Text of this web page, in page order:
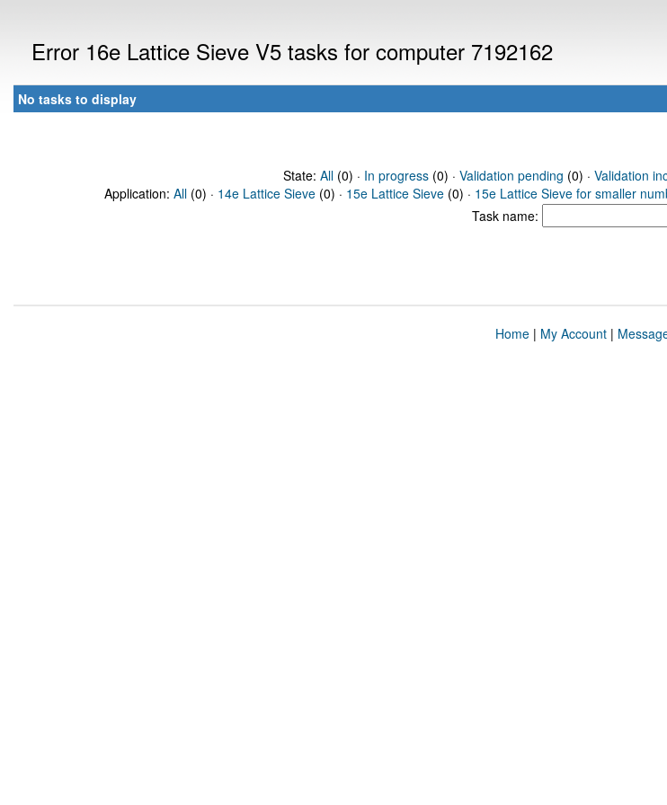
Error 16e Lattice Sieve V5 tasks for computer 7192162
No tasks to display
State: All(0) · In progress(0) · Validation pending (0) · Validation
Application: All (0) · 14e Lattice Sieve (0) · 15e Lattice Sieve (0) · 15e Lattice Sieve for smaller
Task name:
Home| My Account|